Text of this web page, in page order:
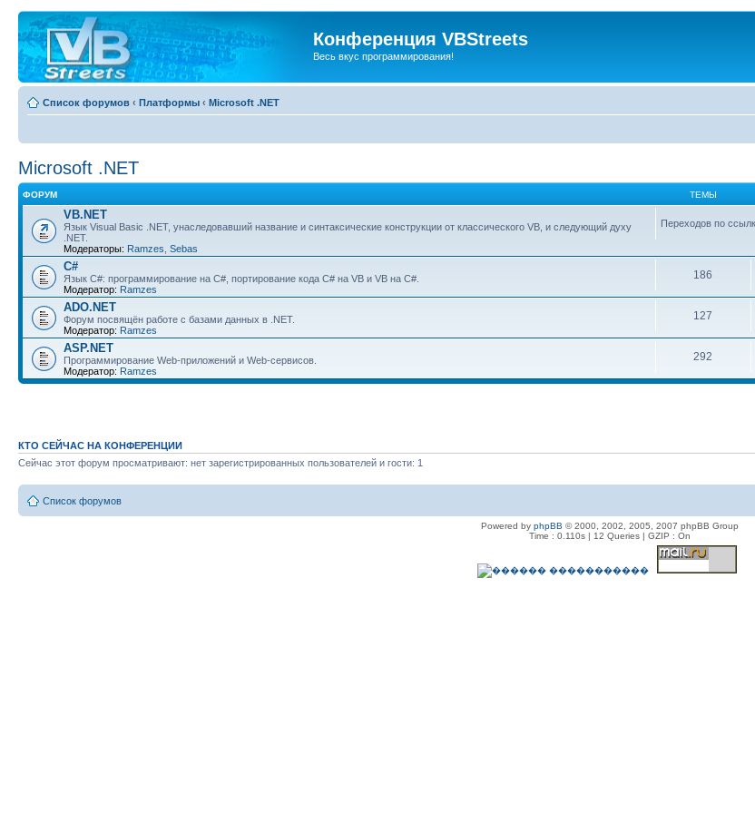
Конференция VBStreets
Весь вкус программирования!
Список форумов ‹ Платформы ‹ Microsoft .NET
Microsoft .NET
ФОРУМ ТЕМЫ
VB.NET
Язык Visual Basic .NET, унаследовавший название и синтаксические конструкции от классического VB, и следующий духу
.NET.
Модераторы: Ramzes Sebas
Переходов по
C#
Язык C#: программирование на C#, портирование кода C# на VB и VB на C#.
Модератор: Ramzes
186
ADO.NET
Форум посвящён работе с базами данных в .NET.
Модератор: Ramzes
127
ASP.NET
Программирование Web-приложений и Web-сервисов.
Модератор: Ramzes
292
КТО СЕЙЧАС НА КОНФЕРЕНЦИИ
Сейчас этот форум просматривают: нет зарегистрированных пользователей и гости: 1
Список форумов
Powered by phpBB © 2000, 2002, 2005, 2007 phpBB Group
Time : 0.110s | 12 Queries | GZIP : On